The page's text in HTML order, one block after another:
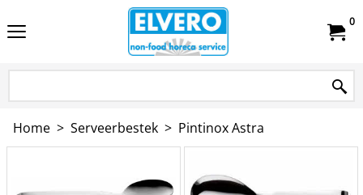
0
Home > Serveerbestek > Pintinox Astra